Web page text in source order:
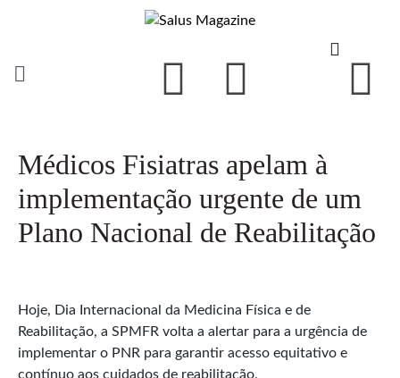
Médicos Fisiatras apelam à
implementação urgente de um
Plano Nacional de Reabilitação
Hoje, Dia Internacional da Medicina Física e de
Reabilitação, a SPMFR volta a alertar para a urgência de
implementar o PNR para garantir acesso equitativo e
contínuo aos cuidados de reabilitação.